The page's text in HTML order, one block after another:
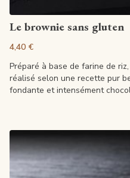
Ajouter
Le brownie sans gluten
4,40 €
Préparé à base de farine de
réalisé selon une recette pur
fondante et intensément